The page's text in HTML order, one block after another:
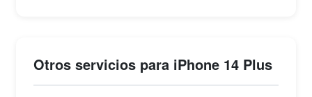
Otros servicios para iPhone 14 Plus